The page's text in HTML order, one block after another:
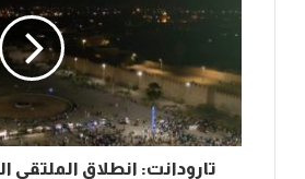
تارودانت: انطلاق الملتقى